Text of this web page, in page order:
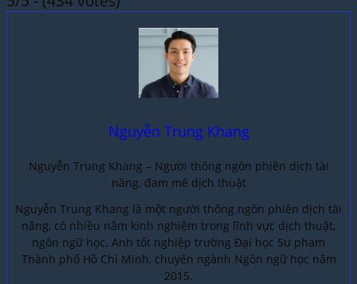
Nguyễn Trung Khang
Nguyễn Trung Khang – Người thông ngôn phiên dịch tài
năng, đam mê dịch thuật
Nguyễn Trung Khang là một người thông ngôn phiên dịch tài
năng, có nhiều năm kinh nghiệm trong lĩnh vực dịch thuật,
ngôn ngữ học. Anh tốt nghiệp trường Đại học Sư phạm
Thành phố Hồ Chí Minh, chuyên ngành Ngôn ngữ học năm
2015.